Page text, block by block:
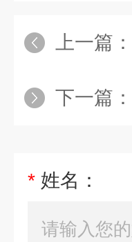
上一篇：
下一篇：
* 姓名：